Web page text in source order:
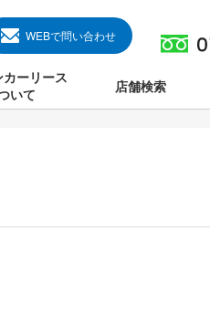
WEBで問い合わせ
ーリース
いて
店舗検索